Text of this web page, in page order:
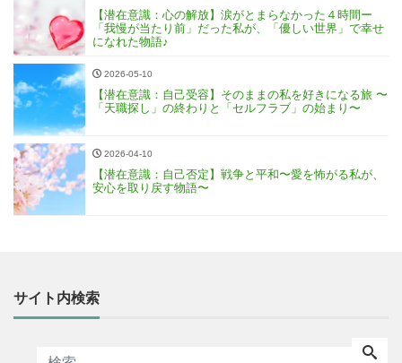
【潜在意識：心の解放】涙がとまらなかった４時間ー
「我慢が当たり前」だった私が、「優しい世界」で幸せ
になれた物語♪
2026-05-10
【潜在意識：自己受容】そのままの私を好きになる旅 〜
「天職探し」の終わりと「セルフラブ」の始まり〜
2026-04-10
【潜在意識：自己否定】戦争と平和〜愛を怖がる私が、
安心を取り戻す物語〜
サイト内検索